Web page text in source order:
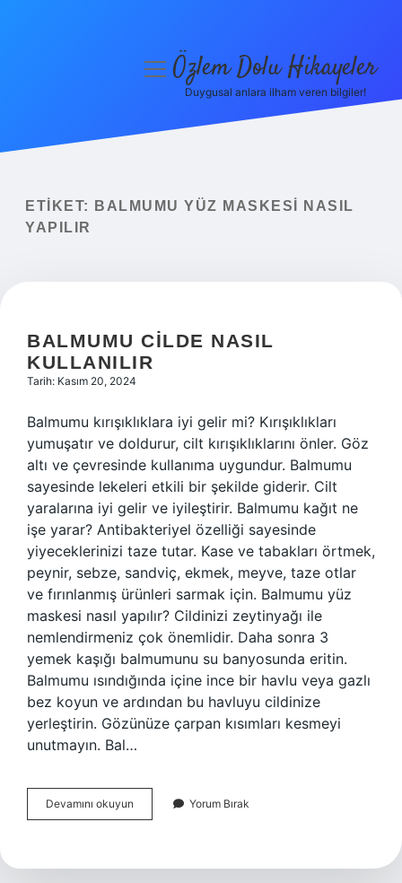
Yasal Uyarı
menüyüÖzlem Dolu Hikayeler
Duygusal anlara ilham veren bilgiler!
ETIKET:
BALMUMU YÜZ MASKESI NASIL
YAPILIR
BALMUMU CILDE NASIL
KULLANILIR
Tarih: Kasım 20, 2024
Balmumu kırışıklıklara iyi gelir mi? Kırışıklıkları
yumuşatır ve doldurur, cilt kırışıklıklarını önler. Göz
altı ve çevresinde kullanıma uygundur. Balmumu
sayesinde lekeleri etkili bir şekilde giderir. Cilt
yaralarına iyi gelir ve iyileştirir. Balmumu kağıt ne
işe yarar? Antibakteriyel özelliği sayesinde
yiyeceklerinizi taze tutar. Kase ve tabakları örtmek,
peynir, sebze, sandviç, ekmek, meyve, taze otlar
ve fırınlanmış ürünleri sarmak için. Balmumu yüz
maskesi nasıl yapılır? Cildinizi zeytinyağı ile
nemlendirmeniz çok önemlidir. Daha sonra 3
yemek kaşığı balmumunu su banyosunda eritin.
Balmumu ısındığında içine ince bir havlu veya gazlı
bez koyun ve ardından bu havluyu cildinize
yerleştirin. Gözünüze çarpan kısımları kesmeyi
unutmayın. Bal…
Devamını okuyun Balmumu
Cilde
Yorum Bırak